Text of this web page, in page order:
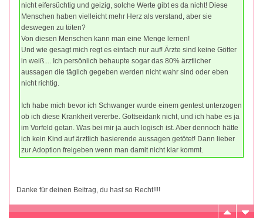
nicht eifersüchtig und geizig, solche Werte gibt es da nicht! Diese
Menschen haben vielleicht mehr Herz als verstand, aber sie
deswegen zu töten?
Von diesen Menschen kann man eine Menge lernen!
Und wie gesagt mich regt es einfach nur auf! Ärzte sind keine Götter
in weiß.... Ich persönlich behaupte sogar das 80% ärztlicher
aussagen die täglich gegeben werden nicht wahr sind oder eben
nicht richtig.
Ich habe mich bevor ich Schwanger wurde einem gentest unterzogen
ob ich diese Krankheit vererbe. Gottseidank nicht, und ich habe es ja
im Vorfeld getan. Was bei mir ja auch logisch ist. Aber dennoch hätte
ich kein Kind auf ärztlich basierende aussagen getötet! Dann lieber
zur Adoption freigeben wenn man damit nicht klar kommt.
Danke für deinen Beitrag, du hast so Recht!!!!